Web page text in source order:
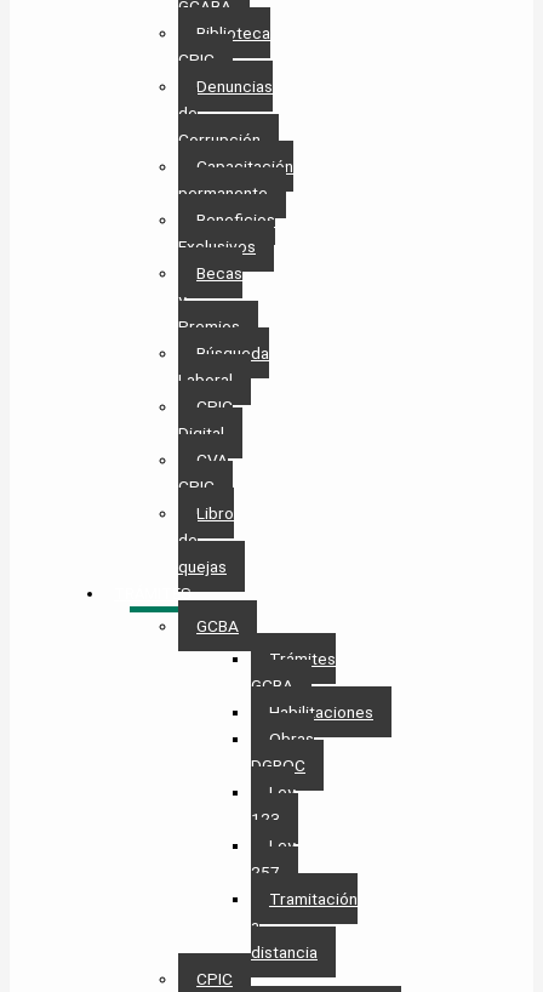
GCABA
Biblioteca
CPIC
Denuncias
de
Corrupción
Capacitación
permanente
Beneficios
Exclusivos
Becas
y
Premios
Búsqueda
Laboral​
CPIC
Digital
CVA
CPIC
Libro
de
quejas
TRÁMITES
GCBA
Trámites
GCBA
Habilitaciones
Obras
DGROC
Ley
123
Ley
257
Tramitación
a
distancia
CPIC